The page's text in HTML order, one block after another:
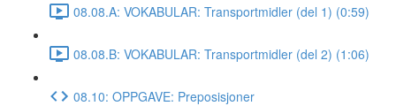
08.08.A: VOKABULAR: Transportmidler (del 1) (0:59)
08.08.B: VOKABULAR: Transportmidler (del 2) (1:06)
08.10: OPPGAVE: Preposisjoner